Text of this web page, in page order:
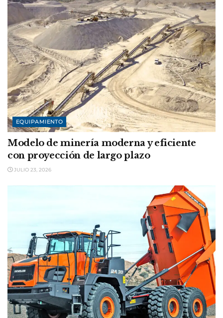
EQUIPAMIENTO
Modelo de minería moderna y eficiente
con proyección de largo plazo
JULIO 23, 2026